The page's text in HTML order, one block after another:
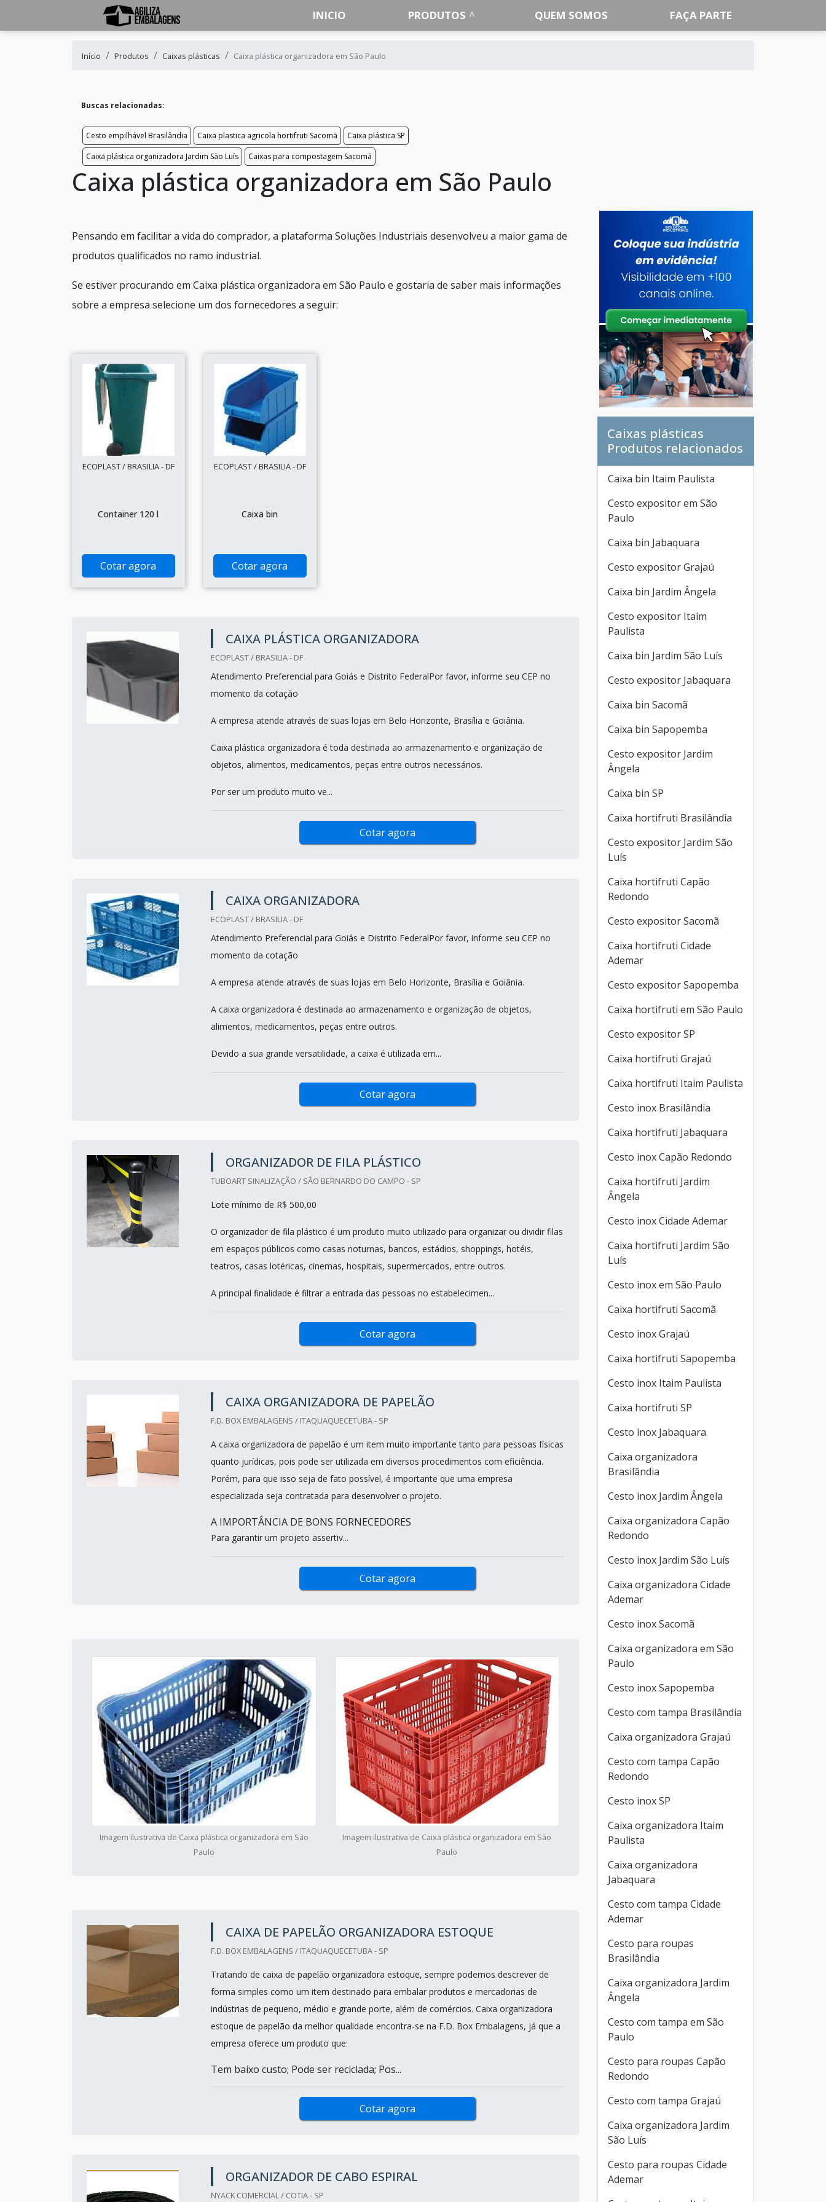
INICIO PRODUTOS QUEM SOMOS FAÇA PARTE
Início Produtos Caixas plásticas Caixa plástica organizadora em São Paulo
Buscas relacionadas:
Cesto empilhável Brasilândia Caixa plastica agricola hortifruti Sacomã
Caixa plástica SP
Caixa plástica organizadora Jardim São Luís
Caixas para compostagem Sacomã
Caixa plástica organizadora em São Paulo
Pensando em facilitar a vida do comprador, a plataforma Soluções Industriais desenvolveu a maior gama de
produtos qualificados no ramo industrial.
Se estiver procurando em Caixa plástica organizadora em São Paulo e gostaria de saber mais informações
sobre a empresa selecione um dos fornecedores a seguir:
ECOPLAST / BRASILIA - DF
Container 120 l
Cotar agora
ECOPLAST / BRASILIA - DF
Caixa bin
Cotar agora
CAIXA PLÁSTICA ORGANIZADORA
ECOPLAST / BRASILIA - DF
Atendimento Preferencial para Goiás e Distrito FederalPor favor, informe seu CEP no
momento da cotação
A empresa atende através de suas lojas em Belo Horizonte, Brasília e Goiânia.
Caixa plástica organizadora é toda destinada ao armazenamento e organização de
objetos, alimentos, medicamentos, peças entre outros necessários.
Por ser um produto muito ve...
Cotar agora
CAIXA ORGANIZADORA
ECOPLAST / BRASILIA - DF
Atendimento Preferencial para Goiás e Distrito FederalPor favor, informe seu CEP no
momento da cotação
A empresa atende através de suas lojas em Belo Horizonte, Brasília e Goiânia.
A caixa organizadora é destinada ao armazenamento e organização de objetos,
alimentos, medicamentos, peças entre outros.
Devido a sua grande versatilidade, a caixa é utilizada em...
Cotar agora
ORGANIZADOR DE FILA PLÁSTICO
TUBOART SINALIZAÇÃO / SÃO BERNARDO DO CAMPO - SP
Lote mínimo de R$ 500,00
O organizador de fila plástico é um produto muito utilizado para organizar ou dividir filas
em espaços públicos como casas noturnas, bancos, estádios, shoppings, hotéis,
teatros, casas lotéricas, cinemas, hospitais, supermercados, entre outros.
A principal finalidade é filtrar a entrada das pessoas no estabelecimen...
Cotar agora
CAIXA ORGANIZADORA DE PAPELÃO
F.D. BOX EMBALAGENS / ITAQUAQUECETUBA - SP
A caixa organizadora de papelão é um item muito importante tanto para pessoas físicas
quanto jurídicas, pois pode ser utilizada em diversos procedimentos com eficiência.
Porém, para que isso seja de fato possível, é importante que uma empresa
especializada seja contratada para desenvolver o projeto.
A IMPORTÂNCIA DE BONS FORNECEDORES
Para garantir um projeto assertiv...
Cotar agora
Imagem ilustrativa de Caixa plástica organizadora em São
Paulo
Imagem ilustrativa de Caixa plástica organizadora em São
Paulo
CAIXA DE PAPELÃO ORGANIZADORA ESTOQUE
F.D. BOX EMBALAGENS / ITAQUAQUECETUBA - SP
Tratando de caixa de papelão organizadora estoque, sempre podemos descrever de
forma simples como um item destinado para embalar produtos e mercadorias de
indústrias de pequeno, médio e grande porte, além de comércios. Caixa organizadora
estoque de papelão da melhor qualidade encontra-se na F.D. Box Embalagens, já que a
empresa oferece um produto que:
Tem baixo custo; Pode ser reciclada; Pos...
Cotar agora
ORGANIZADOR DE CABO ESPIRAL
NYACK COMERCIAL / COTIA - SP
Caixas plásticas
Produtos relacionados
Caixa bin Itaim Paulista
Cesto expositor em São
Paulo
Caixa bin Jabaquara
Cesto expositor Grajaú
Caixa bin Jardim Ângela
Cesto expositor Itaim
Paulista
Caixa bin Jardim São Luís
Cesto expositor Jabaquara
Caixa bin Sacomã
Caixa bin Sapopemba
Cesto expositor Jardim
Ângela
Caixa bin SP
Caixa hortifruti Brasilândia
Cesto expositor Jardim São
Luís
Caixa hortifruti Capão
Redondo
Cesto expositor Sacomã
Caixa hortifruti Cidade
Ademar
Cesto expositor Sapopemba
Caixa hortifruti em São Paulo
Cesto expositor SP
Caixa hortifruti Grajaú
Caixa hortifruti Itaim Paulista
Cesto inox Brasilândia
Caixa hortifruti Jabaquara
Cesto inox Capão Redondo
Caixa hortifruti Jardim
Ângela
Cesto inox Cidade Ademar
Caixa hortifruti Jardim São
Luís
Cesto inox em São Paulo
Caixa hortifruti Sacomã
Cesto inox Grajaú
Caixa hortifruti Sapopemba
Cesto inox Itaim Paulista
Caixa hortifruti SP
Cesto inox Jabaquara
Caixa organizadora
Brasilândia
Cesto inox Jardim Ângela
Caixa organizadora Capão
Redondo
Cesto inox Jardim São Luís
Caixa organizadora Cidade
Ademar
Cesto inox Sacomã
Caixa organizadora em São
Paulo
Cesto inox Sapopemba
Cesto com tampa Brasilândia
Caixa organizadora Grajaú
Cesto com tampa Capão
Redondo
Cesto inox SP
Caixa organizadora Itaim
Paulista
Caixa organizadora
Jabaquara
Cesto com tampa Cidade
Ademar
Cesto para roupas
Brasilândia
Caixa organizadora Jardim
Ângela
Cesto com tampa em São
Paulo
Cesto para roupas Capão
Redondo
Cesto com tampa Grajaú
Caixa organizadora Jardim
São Luís
Cesto para roupas Cidade
Ademar